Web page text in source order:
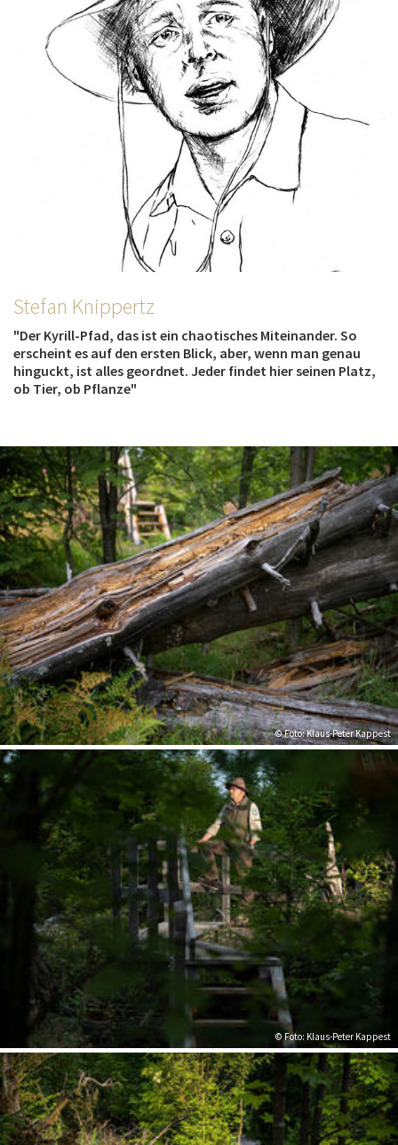
Stefan Knippertz
"Der Kyrill-Pfad, das ist ein chaotisches Miteinander. So
erscheint es auf den ersten Blick, aber, wenn man genau
hinguckt, ist alles geordnet. Jeder findet hier seinen Platz,
ob Tier, ob Pflanze"
© Foto: Klaus-Peter Kappest
© Foto: Klaus-Peter Kappest